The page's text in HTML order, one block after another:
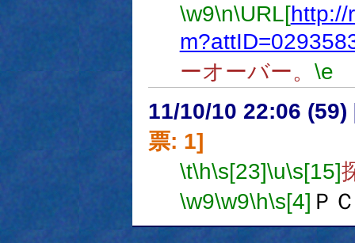
\w9\n\URL[http://
ーオーバー。 \e
11/10/10 22:06 (59)
票: 1]
\t\h\s[23]\u\s[15]
\w9\w9\h\s[4] Ｐ